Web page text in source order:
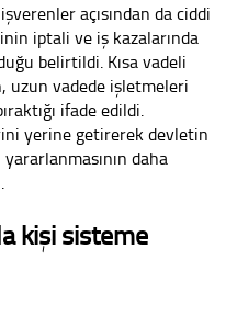
açısından da ciddi
iptali ve iş kazalarında
belirtildi. Kısa vadeli
uzun vadede işletmeleri
ifade edildi.
yerine getirerek devletin
daha
kişi sisteme